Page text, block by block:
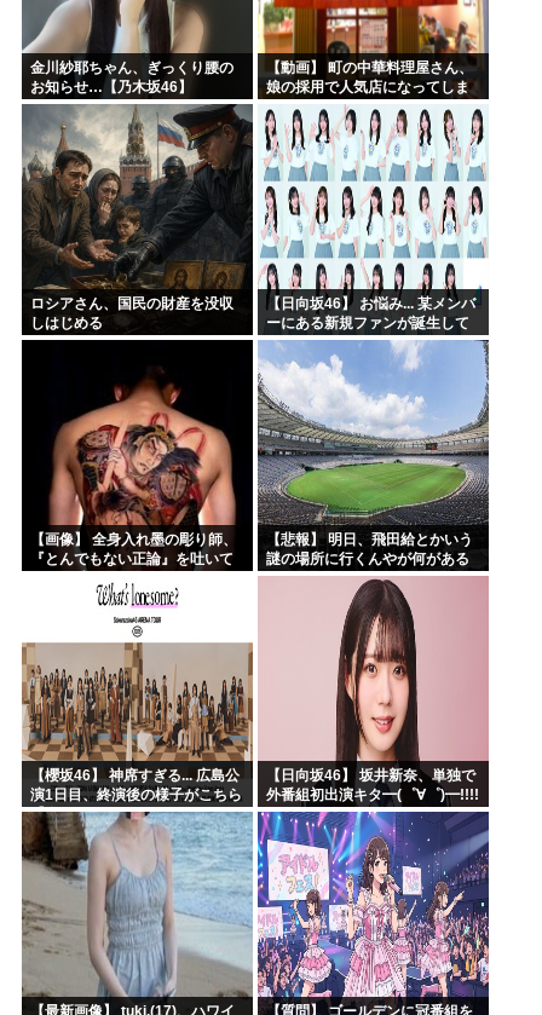
金川紗耶ちゃん、ぎっくり腰の
お知らせ…【乃木坂46】
【動画】 町の中華料理屋さん、
娘の採用で人気店になってしま
う
ロシアさん、国民の財産を没収
しはじめる
【日向坂46】 お悩み... 某メンバ
ーにある新規ファンが誕生して
いた
【画像】 全身入れ墨の彫り師、
『とんでもない正論』を吐いて
【悲報】 明日、飛田給とかいう
謎の場所に行くんやが何がある
んや????・・・・・・・・・
【櫻坂46】 神席すぎる... 広島公
演1日目、終演後の様子がこちら
【全国ツアー2026 What’s
lonesome?】
【日向坂46】 坂井新奈、単独で
外番組初出演キタ━(゜∀゜)━!!!!
【最新画像】 tuki.(17)、ハワイ 【質問】 ゴールデンに冠番組を